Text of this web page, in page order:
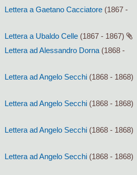
Lettera a Gaetano Cacciatore (1867 -
Lettera a Ubaldo Celle (1867 - 1867)
Lettera ad Alessandro Dorna (1868 -
Lettera ad Angelo Secchi (1868 - 1868)
Lettera ad Angelo Secchi (1868 - 1868)
Lettera ad Angelo Secchi (1868 - 1868)
Lettera ad Angelo Secchi (1868 - 1868)